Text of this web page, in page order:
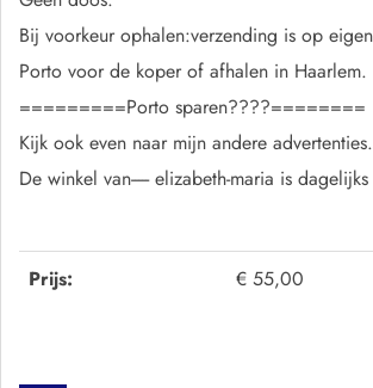
Prijs: € 55,00
Bij voorkeur ophalen:verzending is op
Porto voor de koper of afhalen in Haarlem.
=========Porto sparen????========
Kijk ook even naar mijn andere
De winkel van----- elizabeth-maria is